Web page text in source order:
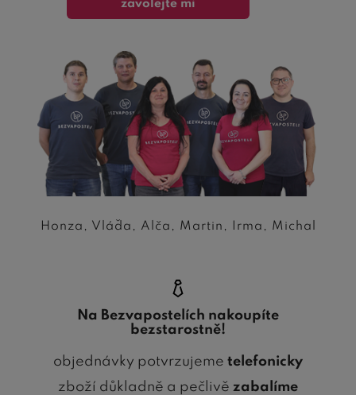
Honza, Vláďa, Alča, Martin, Irma, Michal
zavolejte mi
Na Bezvapostelích nakoupíte
bezstarostně!
objednávky potvrzujeme telefonicky
zboží důkladně a pečlivě zabalíme